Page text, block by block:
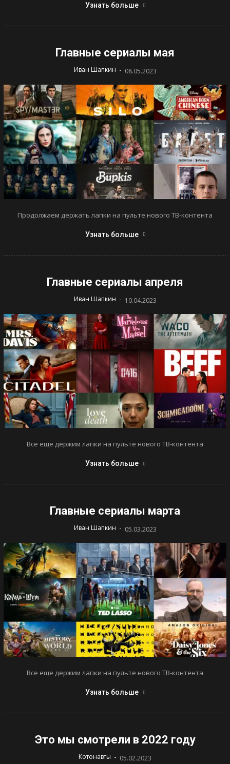
Узнать больше
Главные сериалы мая
Иван Шапкин - 08.05.2023
Продолжаем держать лапки на пульте нового ТВ-контента
Узнать больше
Главные сериалы апреля
Иван Шапкин - 10.04.2023
Все еще держим лапки на пульте нового ТВ-контента
Узнать больше
Главные сериалы марта
Иван Шапкин - 05.03.2023
Все еще держим лапки на пульте нового ТВ-контента
Узнать больше
Это мы смотрели в 2022 году
Котонавты - 05.02.2023